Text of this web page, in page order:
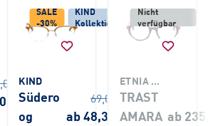
€
€
SALE
-30%
KIND
Kollektion
KIND
Südero
og
69,00 €
ab 48,30 €
Nicht
verfügbar
ETNIA BARCELONA
TRAST
AMARA ab